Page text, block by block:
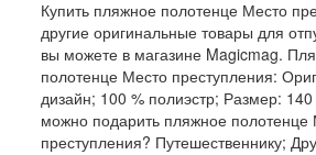
Купить пляжное полотенце Место
другие оригинальные товары для
вы можете в магазине Magicmag.
полотенце Место преступления:
дизайн; 100 % полиэстр; Размер:
можно подарить пляжное полотенце
преступления? Путешественнику;